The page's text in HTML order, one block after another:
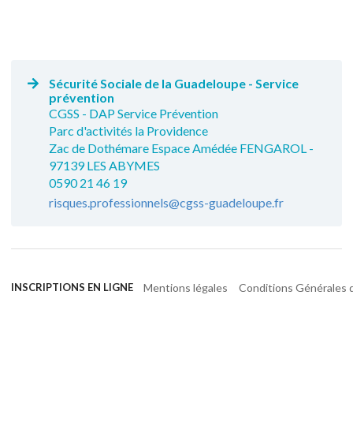
Sécurité Sociale de la Guadeloupe - Service
prévention
CGSS - DAP Service Prévention
Parc d'activités la Providence
Zac de Dothémare Espace Amédée FENGAROL -
97139 LES ABYMES
0590 21 46 19
risques.professionnels@cgss-guadeloupe.fr
INSCRIPTIONS EN LIGNE Mentions légales Conditions Générales